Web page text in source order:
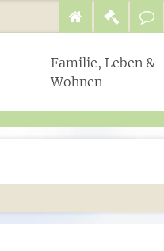
Familie, Leben &
Wohnen